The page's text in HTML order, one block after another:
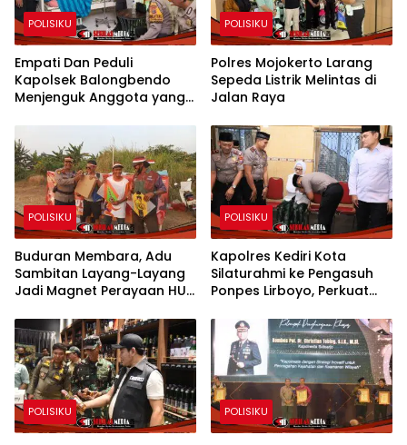
POLISIKU
Empati Dan Peduli
Kapolsek Balongbendo
Menjenguk Anggota yang
POLISIKU
Polres Mojokerto Larang
Sepeda Listrik Melintas di
Jalan Raya
POLISIKU
Buduran Membara, Adu
Sambitan Layang-Layang
Jadi Magnet Perayaan HUT
POLISIKU
Kapolres Kediri Kota
Silaturahmi ke Pengasuh
Ponpes Lirboyo, Perkuat
POLISIKU POLISIKU